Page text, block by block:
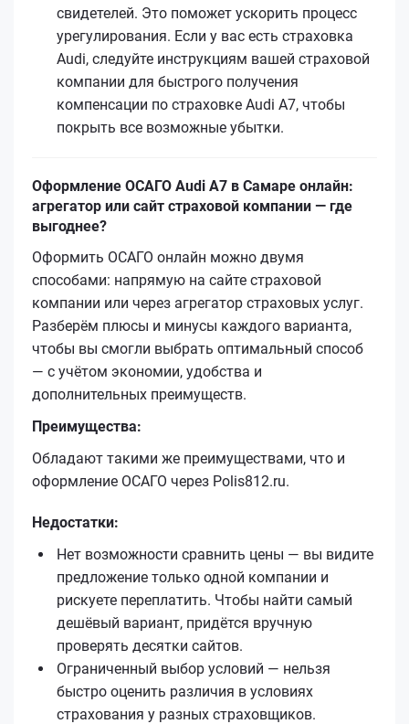
свидетелей. Это поможет ускорить процесс
урегулирования. Если у вас есть страховка
Audi, следуйте инструкциям вашей страховой
компании для быстрого получения
компенсации по страховке Audi A7, чтобы
покрыть все возможные убытки.
Оформление ОСАГО Audi A7 в Самаре онлайн:
агрегатор или сайт страховой компании — где
выгоднее?
Оформить ОСАГО онлайн можно двумя
способами: напрямую на сайте страховой
компании или через агрегатор страховых услуг.
Разберём плюсы и минусы каждого варианта,
чтобы вы смогли выбрать оптимальный способ
— с учётом экономии, удобства и
дополнительных преимуществ.
Преимущества:
Обладают такими же преимуществами, что и
оформление ОСАГО через Polis812.ru.
Недостатки:
Нет возможности сравнить цены — вы видите
предложение только одной компании и
рискуете переплатить. Чтобы найти самый
дешёвый вариант, придётся вручную
проверять десятки сайтов.
Ограниченный выбор условий — нельзя
быстро оценить различия в условиях
страхования у разных страховщиков.